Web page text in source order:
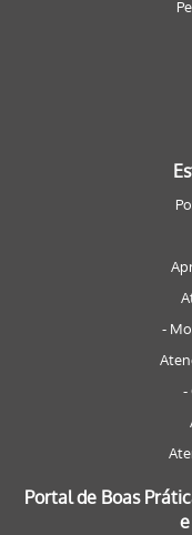
-
-
Portal de Boas